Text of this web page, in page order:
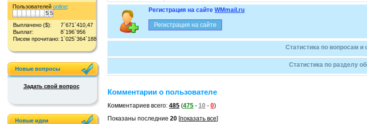
Пользователей online:
5 5
Выплачено ($):
7`671`410,47
Выплат:
8`196`956
Писем прочитано: 1`025`364`188
Новые вопросы
Задать свой вопрос
Новые идеи
Регистрация на сайте WMmail.ru
Статистика по вопросам и
Статистика по разделу
Комментарии о пользователе
Комментариев всего: 485 (475 - 10 - 0)
Показаны последние 20 [показать все]